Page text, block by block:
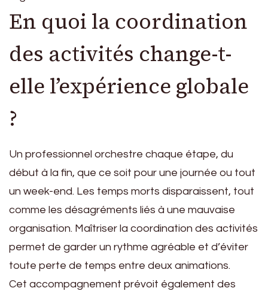
En quoi la coordination
des activités change-t-
elle l’expérience globale
?
Un professionnel orchestre chaque étape, du
début à la fin, que ce soit pour une journée ou tout
un week-end. Les temps morts disparaissent, tout
comme les désagréments liés à une mauvaise
organisation. Maîtriser la coordination des activités
permet de garder un rythme agréable et d’éviter
toute perte de temps entre deux animations.
Cet accompagnement prévoit également des